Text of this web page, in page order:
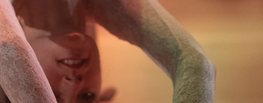
Play Video